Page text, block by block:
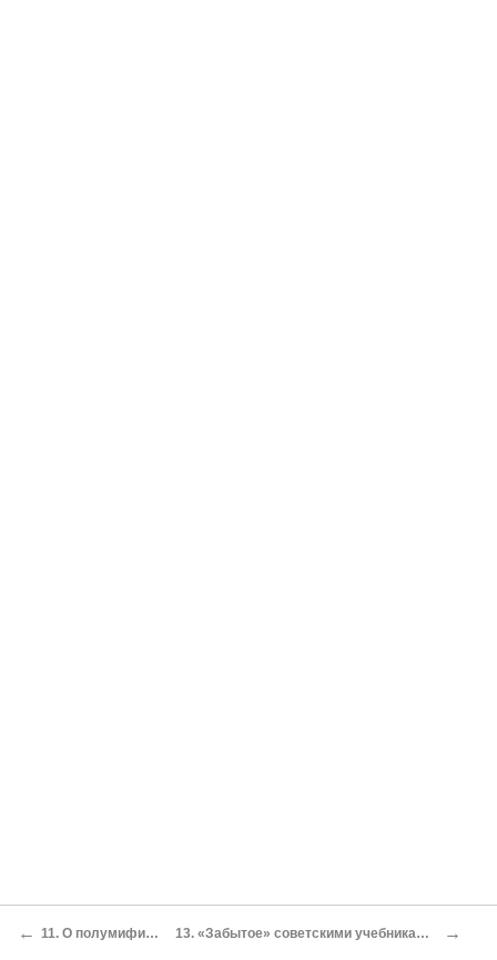
← 11. О полумифических «восточных славянах» 13. «Забытое» советскими учебниками столетие украинской истории: Галицкое продолжение Руси →